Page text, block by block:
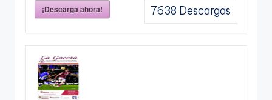
¡Descarga ahora! 7638 Descargas